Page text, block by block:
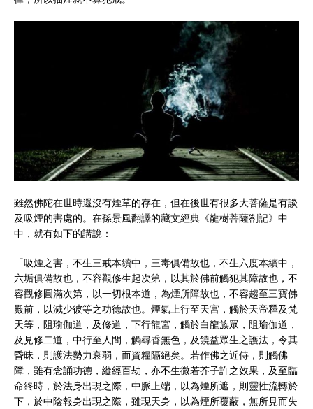
雖然佛陀在世時還沒有煙草的存在，但在後世有很多大菩薩是有談
及吸煙的害處的。在孫景風翻譯的藏文經典《龍樹菩薩劄記》中
中，就有如下的講說：
「吸煙之害，不生三戒本續中，三毒俱備故也，不生六度本續中，
六垢俱備故也，不容觀修生起次第，以其於佛前觸犯其障故也，不
容觀修圓滿次第，以一切根本道，為煙所障故也，不容趨至三寶佛
殿前，以減少彼等之功德故也。煙氣上行至天宮，觸於天帝釋及梵
天等，阻瑜伽道，及修道，下行龍宮，觸於白龍族眾，阻瑜伽道，
及見修二道，中行至人間，觸尋香無色，及饒益眾生之護法，令其
昏昧，則護法勢力衰弱，而資糧隔絕矣。若作佛之近侍，則觸佛
障，雖有念誦功德，縱經百劫，亦不生微若芥子許之效果，及至臨
命終時，於法身出現之際，中脈上端，以為煙所遮，則靈性流轉於
下，於中陰報身出現之際，雖現天身，以為煙所覆蔽，無所見而失